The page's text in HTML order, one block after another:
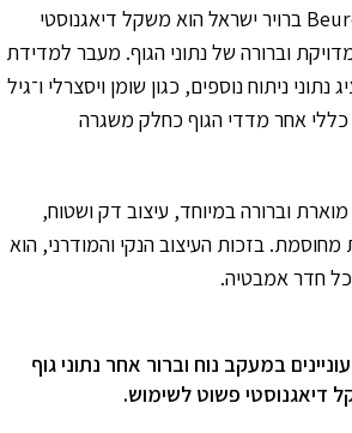
BF 183 מבית המותג Beurer ברויר ישראל הוא משקל דיאגנוסטי
וברורה של נתוני הגוף. מעבר למדידת
ניתוח נוספים, כגון שומן ויסצרלי ו־גיל
אחר מדדי הגוף כחלק משגרה
המשקל כולל תצוגת XL מוארת וברורה במיוחד, עיצוב דק ושטוח,
בזכות העיצוב הנקי והמודרני, הוא
חדר אמבטיה.
במעקב נוח וברור אחר נתוני גוף
דיאגנוסטי פשוט לשימוש.